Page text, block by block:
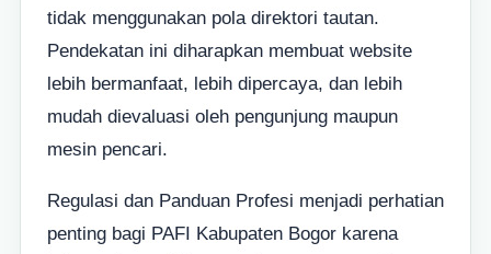
tidak menggunakan pola direktori tautan.
Pendekatan ini diharapkan membuat website
lebih bermanfaat, lebih dipercaya, dan lebih
mudah dievaluasi oleh pengunjung maupun
mesin pencari.
Regulasi dan Panduan Profesi menjadi perhatian
penting bagi PAFI Kabupaten Bogor karena